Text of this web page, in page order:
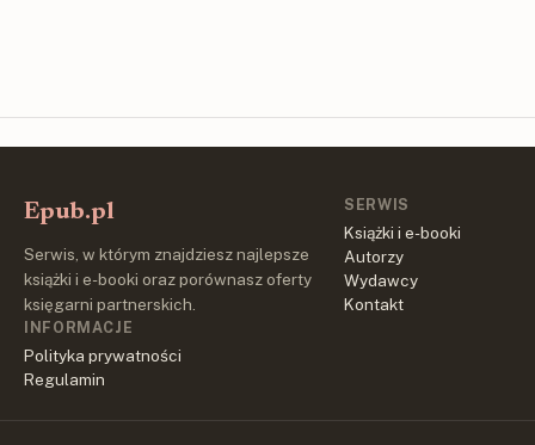
Epub.pl
Serwis, w którym znajdziesz najlepsze
książki i e-booki oraz porównasz oferty
księgarni partnerskich.
SERWIS
Książki i e-booki
Autorzy
Wydawcy
Kontakt
INFORMACJE
Polityka prywatności
Regulamin